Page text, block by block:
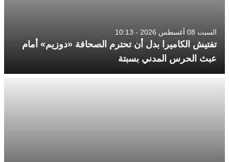
السبت 08 أغسطس 2026 - 10:13
تفتيش الكاميرا بدل أن تحترم الصحافة «دوزيم» أمام
عبث الحرس المدني بسبتة